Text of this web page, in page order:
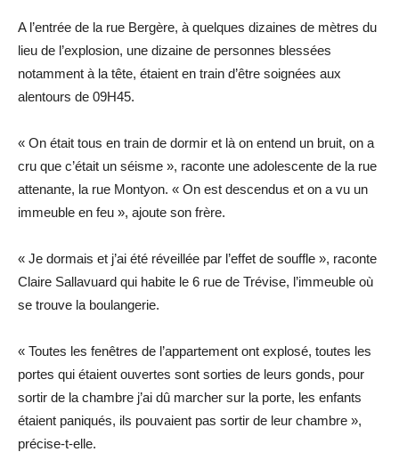
A l’entrée de la rue Bergère, à quelques dizaines de mètres du
lieu de l’explosion, une dizaine de personnes blessées
notamment à la tête, étaient en train d’être soignées aux
alentours de 09H45.
« On était tous en train de dormir et là on entend un bruit, on a
cru que c’était un séisme », raconte une adolescente de la rue
attenante, la rue Montyon. « On est descendus et on a vu un
immeuble en feu », ajoute son frère.
« Je dormais et j’ai été réveillée par l’effet de souffle », raconte
Claire Sallavuard qui habite le 6 rue de Trévise, l’immeuble où
se trouve la boulangerie.
« Toutes les fenêtres de l’appartement ont explosé, toutes les
portes qui étaient ouvertes sont sorties de leurs gonds, pour
sortir de la chambre j’ai dû marcher sur la porte, les enfants
étaient paniqués, ils pouvaient pas sortir de leur chambre »,
précise-t-elle.